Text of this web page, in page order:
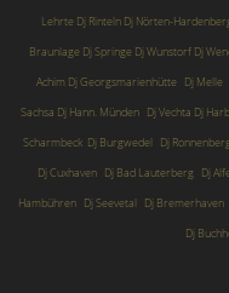
Lehrte Dj Rinteln Dj Nörten-
Braunlage Dj Springe Dj Wunstorf Dj
Achim Dj Georgsmarienhütte Dj Melle
Sachsa Dj Hann. Münden Dj Vechta Dj
Scharmbeck Dj Burgwedel Dj Ronnenberg
Dj Cuxhaven Dj Bad Lauterberg Dj
Hambühren Dj Seevetal Dj Bremerhaven
Dj